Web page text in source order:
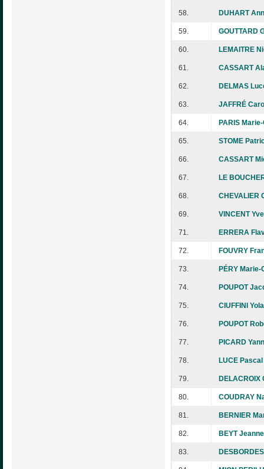
58. DUHART
59. GOUTTARD
60. LEMAITRE
61. CASSART
62. DELMAS
63. JAFFRÉ
64. PARIS
65. STOME
66. CASSART
67. LE
68. CHEVALIER
69. VINCENT
71. ERRERA
72. FOUVRY
73. PÉRY Marie-
74. POUPOT
75. CIUFFINI
76. POUPOT
77. PICARD
78. LUCE Pascal
79. DELACROIX
80. COUDRAY
81. BERNIER
82. BEYT Jeanne
83.